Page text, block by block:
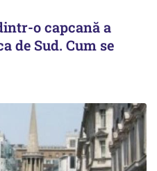
o capcană a
de Sud. Cum se